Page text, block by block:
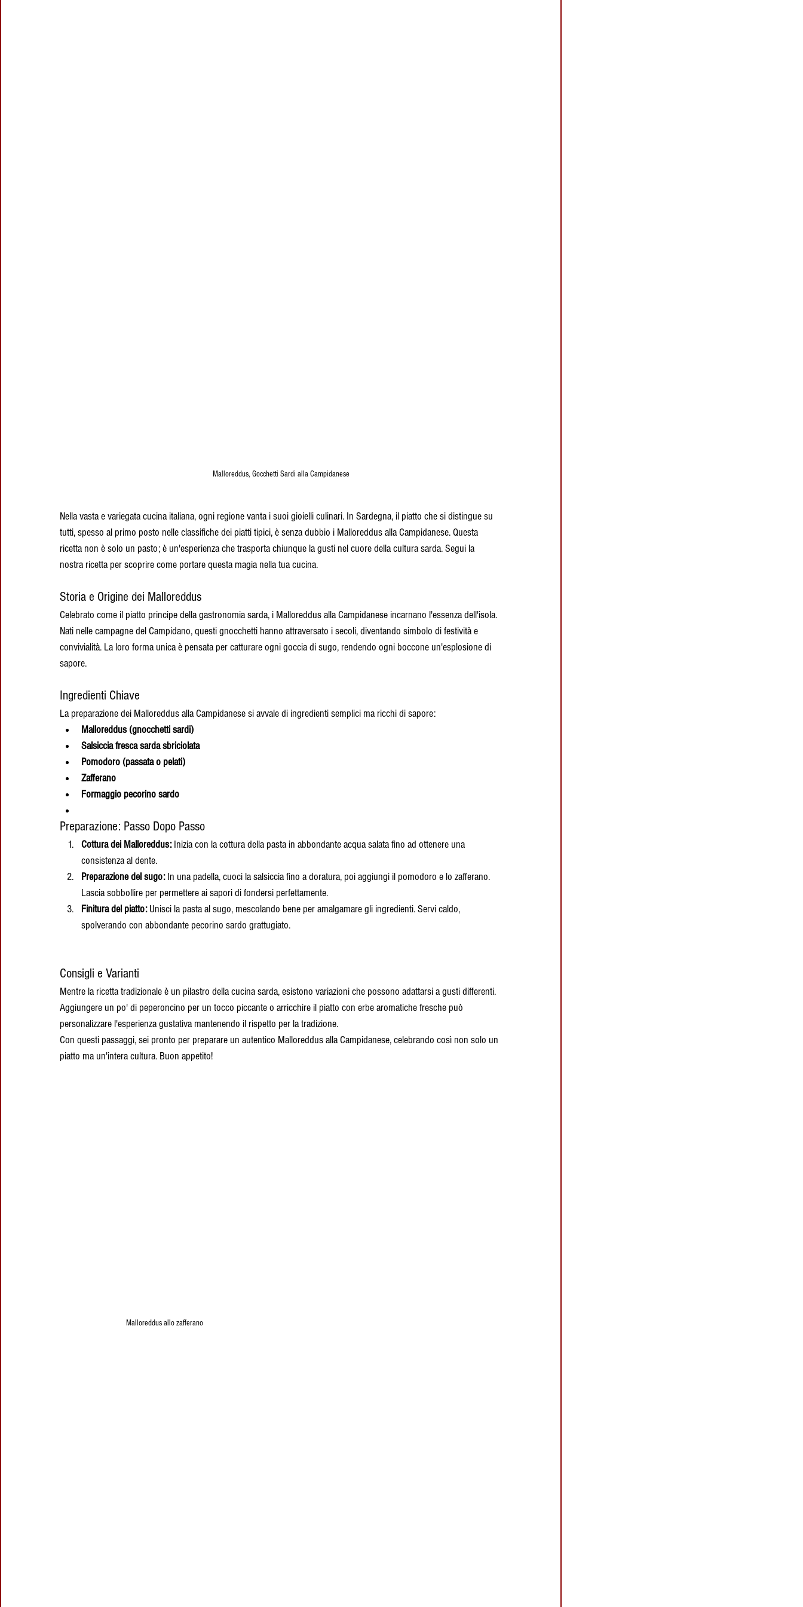
Malloreddus, Gocchetti Sardi alla Campidanese
Nella vasta e variegata cucina italiana, ogni regione vanta i suoi gioielli culinari. In Sardegna, il piatto che si distingue su
tutti, spesso al primo posto nelle classifiche dei piatti tipici, è senza dubbio i Malloreddus alla Campidanese. Questa
ricetta non è solo un pasto; è un'esperienza che trasporta chiunque la gusti nel cuore della cultura sarda. Segui la
nostra ricetta per scoprire come portare questa magia nella tua cucina.
Storia e Origine dei Malloreddus
Celebrato come il piatto principe della gastronomia sarda, i Malloreddus alla Campidanese incarnano l'essenza dell'isola.
Nati nelle campagne del Campidano, questi gnocchetti hanno attraversato i secoli, diventando simbolo di festività e
convivialità. La loro forma unica è pensata per catturare ogni goccia di sugo, rendendo ogni boccone un'esplosione di
sapore.
Ingredienti Chiave
La preparazione dei Malloreddus alla Campidanese si avvale di ingredienti semplici ma ricchi di sapore:
Malloreddus (gnocchetti sardi)
Salsiccia fresca sarda sbriciolata
Pomodoro (passata o pelati)
Zafferano
Formaggio pecorino sardo
Preparazione: Passo Dopo Passo
Cottura dei Malloreddus: Inizia con la cottura della pasta in abbondante acqua salata fino ad ottenere una
consistenza al dente.
Preparazione del sugo: In una padella, cuoci la salsiccia fino a doratura, poi aggiungi il pomodoro e lo zafferano.
Lascia sobbollire per permettere ai sapori di fondersi perfettamente.
Finitura del piatto: Unisci la pasta al sugo, mescolando bene per amalgamare gli ingredienti. Servi caldo,
spolverando con abbondante pecorino sardo grattugiato.
Consigli e Varianti
Mentre la ricetta tradizionale è un pilastro della cucina sarda, esistono variazioni che possono adattarsi a gusti differenti.
Aggiungere un po' di peperoncino per un tocco piccante o arricchire il piatto con erbe aromatiche fresche può
personalizzare l'esperienza gustativa mantenendo il rispetto per la tradizione.
Con questi passaggi, sei pronto per preparare un autentico Malloreddus alla Campidanese, celebrando così non solo un
piatto ma un'intera cultura. Buon appetito!
Malloreddus allo zafferano